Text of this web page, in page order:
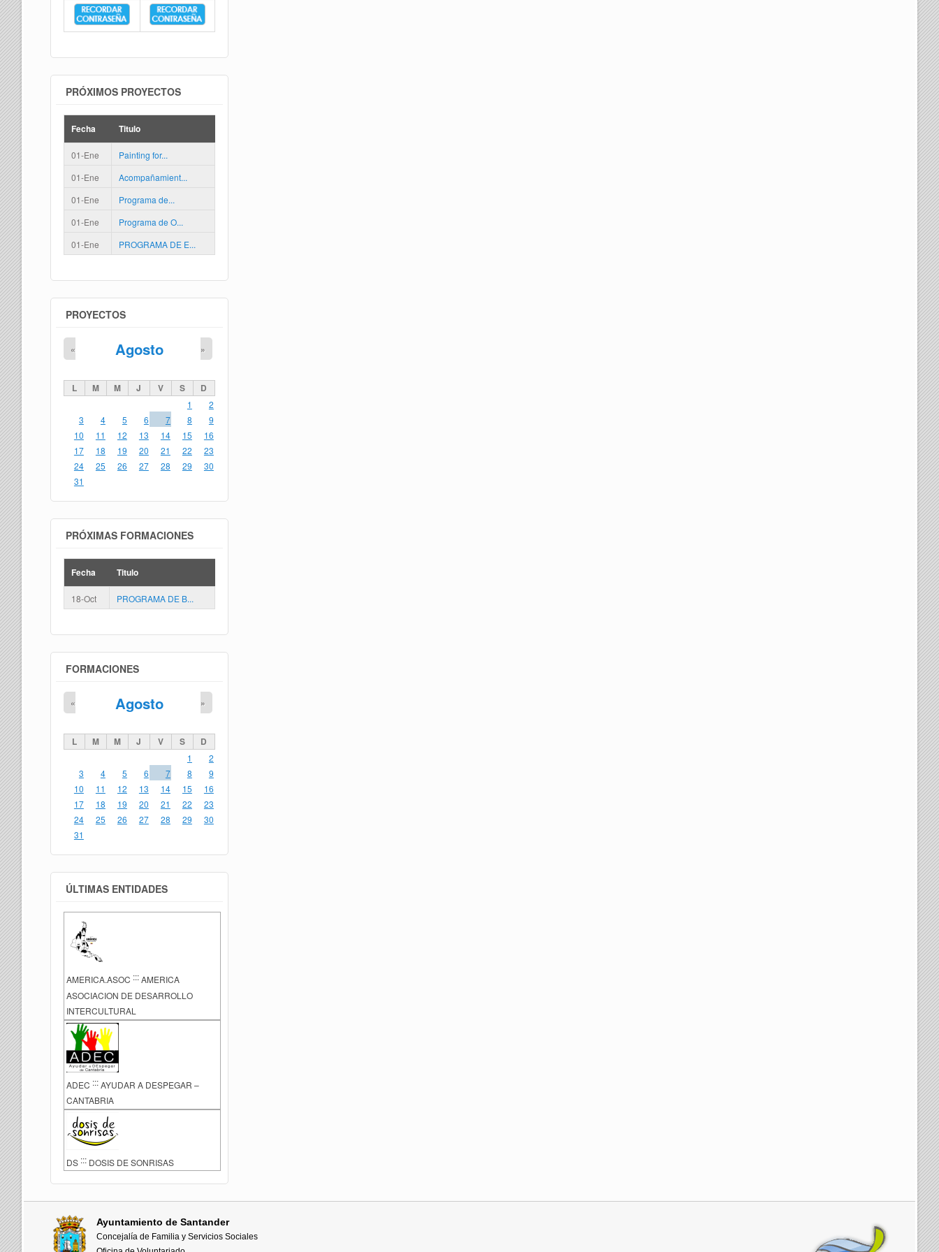
PRÓXIMOS PROYECTOS
Fecha Titulo
01-Ene
Painting for...
01-Ene
Acompañamient...
01-Ene
Programa de...
01-Ene
Programa de O...
01-Ene
PROGRAMA DE E...
PROYECTOS
Agosto
« »
L M M J V S D
1
2
3
4 5 6 7 8
9
10
11 12 13 14 15
16
17
18 19 20 21 22
23
24
25 26 27 28 29
30
31
PRÓXIMAS FORMACIONES
Fecha Titulo
18-Oct PROGRAMA DE B...
FORMACIONES
Agosto
« »
L M M J V S D
1
2
3
4 5 6 7 8
9
10
11 12 13 14 15
16
17
18 19 20 21 22
23
24
25 26 27 28 29
30
31
ÚLTIMAS ENTIDADES
AMERICA.ASOC :::AMERICA
ASOCIACION DE DESARROLLO
INTERCULTURAL
ADEC ::: AYUDAR A DESPEGAR –
CANTABRIA
DS ::: DOSIS DE SONRISAS
Ayuntamiento de Santander
Concejalía de Familia y Servicios Sociales